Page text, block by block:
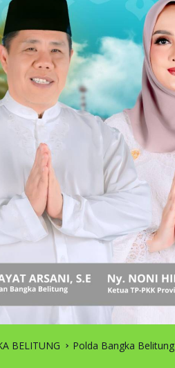
BELITUNG Polda Bangka Belitung